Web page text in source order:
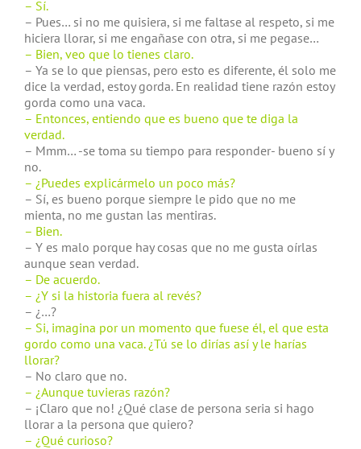
– Sí.
– Pues… si no me quisiera, si me faltase al respeto, si me
hiciera llorar, si me engañase con otra, si me pegase…
– Bien, veo que lo tienes claro.
– Ya se lo que piensas, pero esto es diferente, él solo me
dice la verdad, estoy gorda. En realidad tiene razón estoy
gorda como una vaca.
– Entonces, entiendo que es bueno que te diga la
verdad.
– Mmm… -se toma su tiempo para responder- bueno sí y
no.
– ¿Puedes explicármelo un poco más?
– Sí, es bueno porque siempre le pido que no me
mienta, no me gustan las mentiras.
– Bien.
– Y es malo porque hay cosas que no me gusta oírlas
aunque sean verdad.
– De acuerdo.
– ¿Y si la historia fuera al revés?
– ¿…?
– Si, imagina por un momento que fuese él, el que esta
gordo como una vaca. ¿Tú se lo dirías así y le harías
llorar?
– No claro que no.
– ¿Aunque tuvieras razón?
– ¡Claro que no! ¿Qué clase de persona seria si hago
llorar a la persona que quiero?
– ¿Qué curioso?